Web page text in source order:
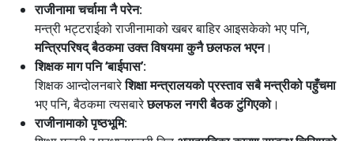
राजीनामा चर्चामा नै परेन:
मन्त्री भट्टराईको राजीनामाको खबर बाहिर आइसकेको भए पनि,
मन्त्रिपरिषद् बैठकमा उक्त विषयमा कुनै छलफल भएन।
शिक्षक माग पनि ‘बाईपास’:
शिक्षक आन्दोलनबारेशिक्षा मन्त्रालयको प्रस्ताव सबै मन्त्रीको पहुँचमा
भए पनि, बैठकमा त्यसबारेछलफल नगरी बैठक टुंगिएको।
राजीनामाको पृष्ठभूमि: